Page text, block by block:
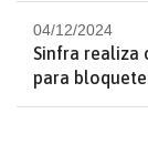
04/12/2024
Sinfra realiza
para